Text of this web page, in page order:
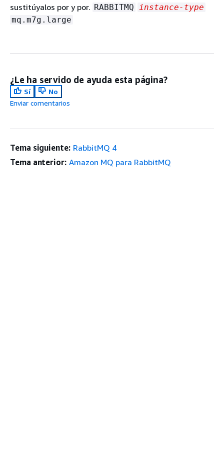
sustitúyalos por y por. RABBITMQ
instance-type
mq.m7g.large
¿Le ha servido de ayuda esta página?
Sí
No
Enviar comentarios
Tema siguiente: RabbitMQ 4
Tema anterior: Amazon MQ para RabbitMQ